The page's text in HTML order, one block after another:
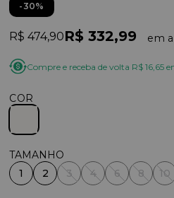
30%
R$ 474,90R$ 332,99
Compre e receba de volta R$ 16,65
COR
1 2 3 4 6 8 10